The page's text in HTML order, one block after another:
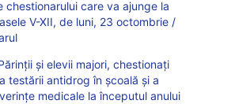
chestionarului care va ajunge la
V-XII, de luni, 23 octombrie /
şi elevii majori, chestionaţi
testării antidrog în şcoală și a
medicale la începutul anului